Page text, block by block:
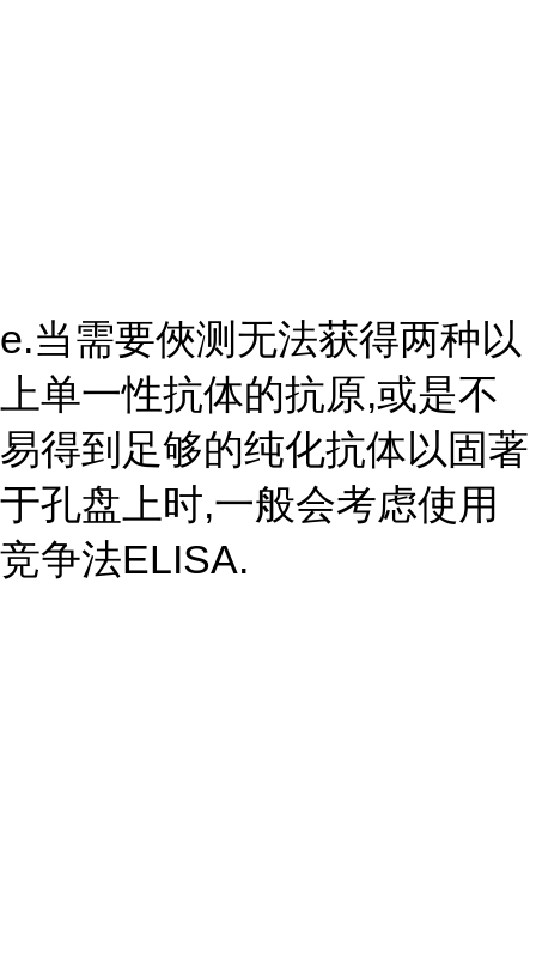
e.当需要俠测无法获得两种以
上单一性抗体的抗原,或是不
易得到足够的纯化抗体以固著
于孔盘上时,一般会考虑使用
竞争法ELISA.